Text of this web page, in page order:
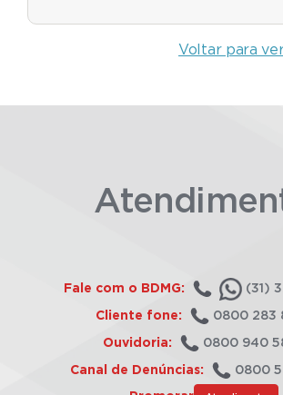
Voltar para
Fale com o BDMG: (31)
Cliente fone: 0800 283
Ouvidoria: 0800 940
Canal de Denúncias: 0800